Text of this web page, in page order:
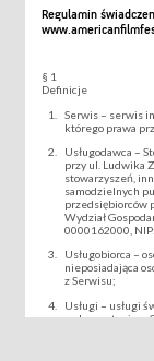
Regulamin
§ 1
Definicje
Serwis – serwis
którego prawa
Usługodawca –
przy ul. Ludwika
stowarzyszeń,
samodzielnych
przedsiębiorców
Wydział
0000162000,
Usługobiorca –
nieposiadająca
z Serwisu;
Usługi – usługi
wykorzystaniem